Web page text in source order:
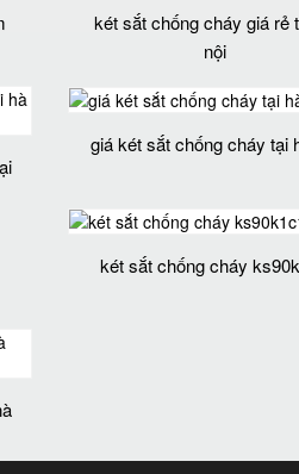
két sắt chống cháy giá rẻ
nội
giá két sắt chống cháy tại
két sắt chống cháy